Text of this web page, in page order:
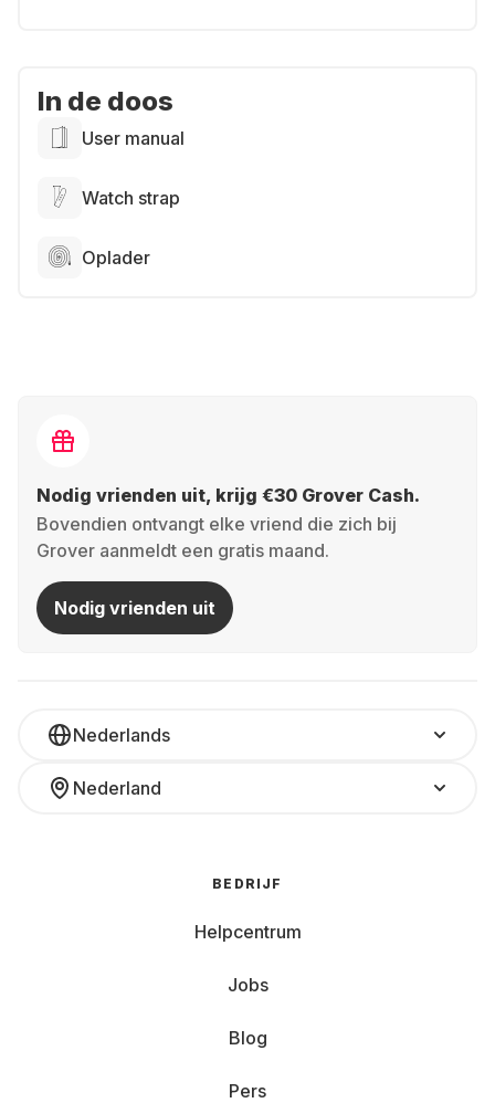
In de doos
User manual
Watch strap
Oplader
Nodig vrienden uit, krijg €30 Grover Cash.
Bovendien ontvangt elke vriend die zich bij
Grover aanmeldt een gratis maand.
Nodig vrienden uit
Nederlands
Nederland
BEDRIJF
Helpcentrum
Jobs
Blog
Pers